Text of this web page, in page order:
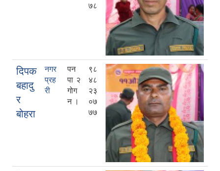
७८
दिपक
बहादु
र
बोहरा
नगर
प्रह
री
पन
पा २
गोग
न ।
९८
४८
२३
०७
७७